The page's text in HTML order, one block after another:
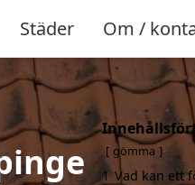
Städer Om /
gömma
1 Vad kan ett